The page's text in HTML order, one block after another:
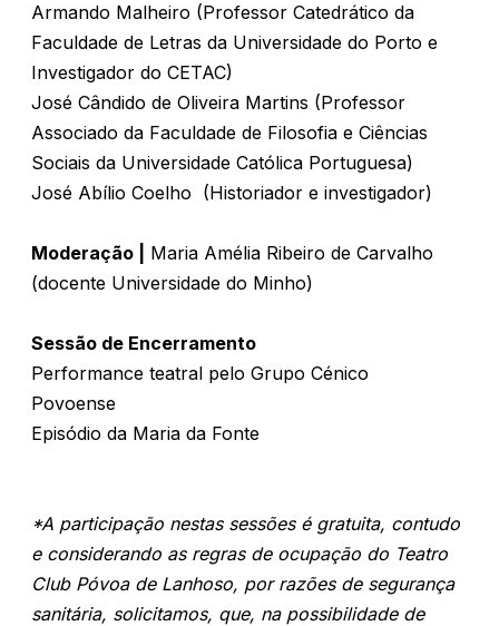
Armando Malheiro (Professor Catedrático da
Faculdade de Letras da Universidade do Porto e
Investigador do CETAC)
José Cândido de Oliveira Martins (Professor
Associado da Faculdade de Filosofia e Ciências
Sociais da Universidade Católica Portuguesa)
José Abílio Coelho (Historiador e investigador)
Moderação |
Maria Amélia Ribeiro de Carvalho
(docente Universidade do Minho)
Sessão de Encerramento
Performance teatral pelo Grupo Cénico
Povoense
Episódio da Maria da Fonte
*A participação nestas sessões é gratuita, contudo
e considerando as regras de ocupação do Teatro
Club Póvoa de Lanhoso, por razões de segurança
sanitária, solicitamos, que, na possibilidade de